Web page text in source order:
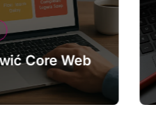
Core Web